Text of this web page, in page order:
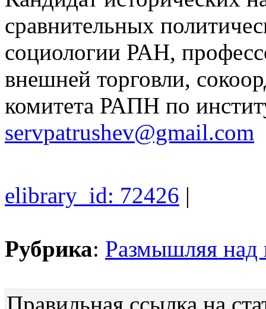
сравнительных
социологии РАН,
внешней торговли,
комитета РАПН по
servpatrushev@gmail.com
elibrary_id: 72426 |
Рубрика: Размышляя
Правильная ссылка на